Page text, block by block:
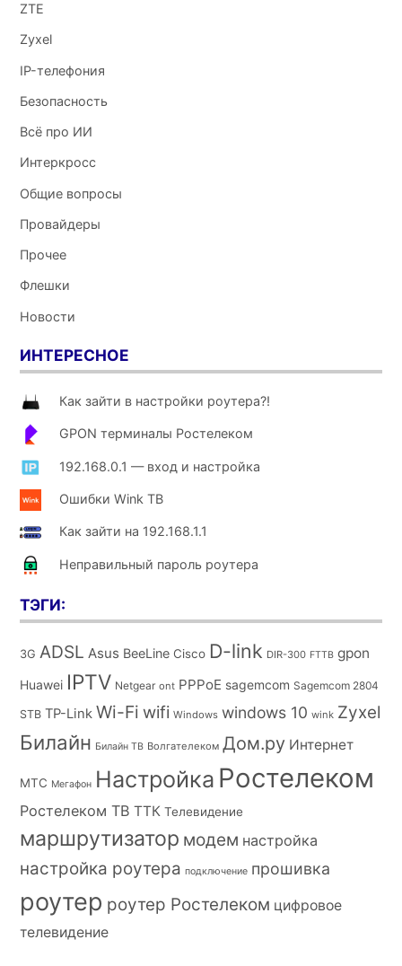
ZTE
Zyxel
IP-телефония
Безопасность
Всё про ИИ
Интеркросс
Общие вопросы
Провайдеры
Прочее
Флешки
Новости
ИНТЕРЕСНОЕ
Как зайти в настройки роутера?!
GPON терминалы Ростелеком
192.168.0.1 — вход и настройка
Ошибки Wink ТВ
Как зайти на 192.168.1.1
Неправильный пароль роутера
ТЭГИ:
3G ADSL Asus BeeLine Cisco D-link DIR-300 FTTB gpon
Huawei IPTV Netgear ont PPPoE sagemcom Sagemcom 2804
STB TP-Link Wi-Fi wifi Windows windows 10 wink Zyxel
Билайн Билайн ТВ Волгателеком Дом.ру Интернет
МТС Мегафон Настройка Ростелеком
Ростелеком ТВ ТТК Телевидение
маршрутизатор модем настройка
настройка роутера подключение прошивка
роутер роутер Ростелеком цифровое
телевидение